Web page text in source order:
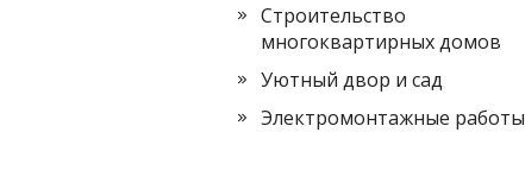
Строительство
многоквартирных домов
Уютный двор и сад
Электромонтажные работы